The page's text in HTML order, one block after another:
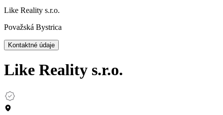
Like Reality s.r.o.
Považská Bystrica
Kontaktné údaje
Like Reality s.r.o.